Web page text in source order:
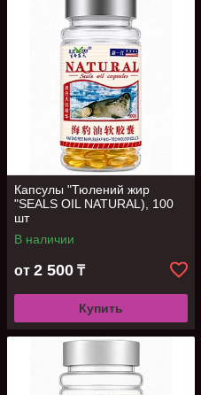
Капсулы "Тюлений жир
"SEALS OIL NATURAL), 100
шт
В наличии
от 2 500 ₸
Купить